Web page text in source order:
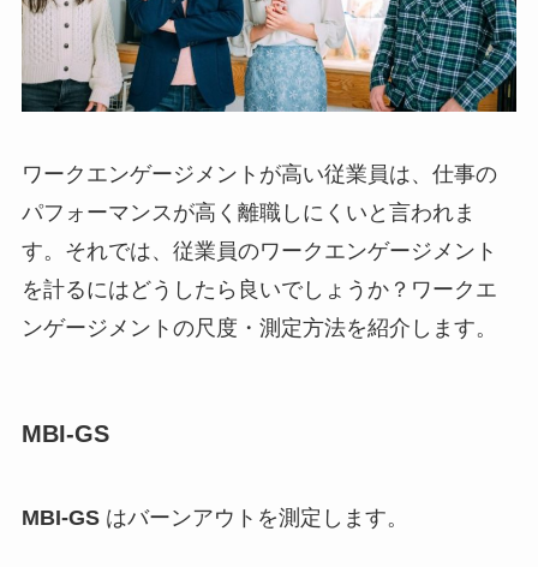
ワークエンゲージメントが高い従業員は、仕事の
パフォーマンスが高く離職しにくいと言われま
す。それでは、従業員のワークエンゲージメント
を計るにはどうしたら良いでしょうか？ワークエ
ンゲージメントの尺度・測定方法を紹介します。
MBI-GS
MBI-GS はバーンアウトを測定します。